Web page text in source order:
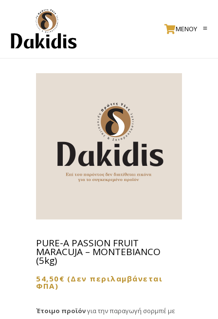
ΜΕΝΟΥ
PURE-A PASSION FRUIT
MARACUJA – MONTEBIANCO
(5kg)
54,50€ (Δεν περιλαμβάνεται
ΦΠΑ)
Έτοιμο προϊόνγια την παραγωγή σορμπέ με